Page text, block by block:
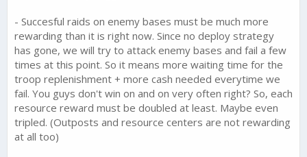
- Succesful raids on enemy bases must be much more
rewarding than it is right now. Since no deploy strategy
has gone, we will try to attack enemy bases and fail a few
times at this point. So it means more waiting time for the
troop replenishment + more cash needed everytime we
fail. You guys don't win on and on very often right? So, each
resource reward must be doubled at least. Maybe even
tripled. (Outposts and resource centers are not rewarding
at all too)